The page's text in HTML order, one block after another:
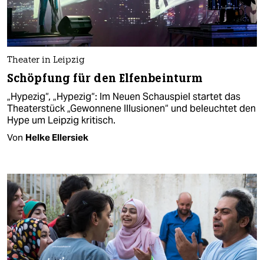
Theater in Leipzig
Schöpfung für den Elfenbeinturm
„Hypezig“, „Hypezig“: Im Neuen Schauspiel startet das
Theaterstück „Gewonnene Illusionen“ und beleuchtet den
Hype um Leipzig kritisch.
Von Helke Ellersiek